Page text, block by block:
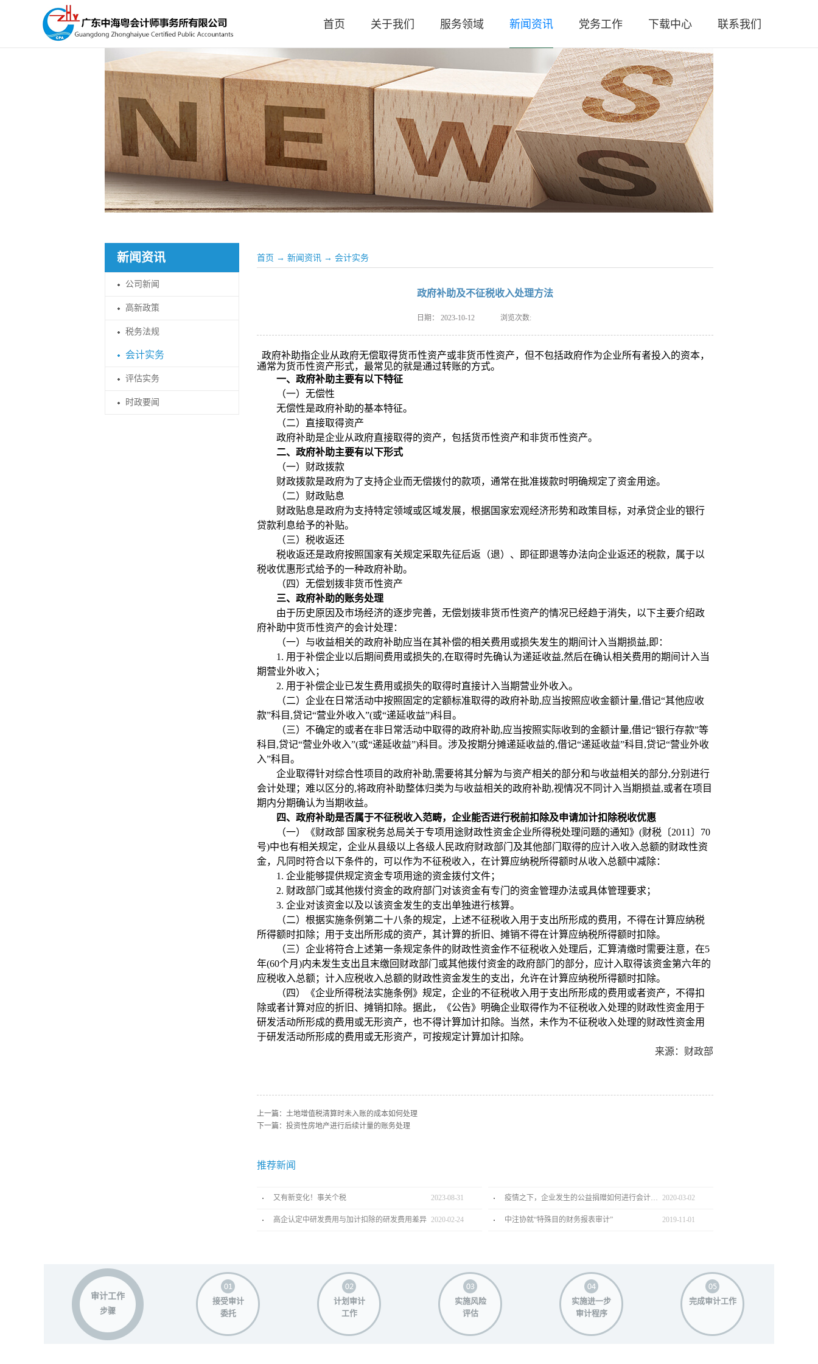
首页 关于我们
公司简介
公司荣誉
执业资质
公司文化
服务领域
咨询服务
评估业务
新闻资讯
高新政策
税务法规
会计实务
评估实务
时政要闻
党务工作
党总支简介
党团活动
工作汇报
党章党规
时政要闻
下载中心 联系我们
新闻资讯
公司新闻
高新政策
税务法规
会计实务
评估实务
时政要闻
首页 → 新闻资讯 → 会计实务
政府补助及不征税收入处理方法
日期： 2023-10-12 浏览次数:
政府补助指企业从政府无偿取得货币性资产或非货币性资产，但不包括政府作为企业所有者投入的资本，
通常为货币性资产形式，最常见的就是通过转账的方式。
一、政府补助主要有以下特征
（一） 无偿性
无偿性是政府补助的基本特征。
（二） 直接取得资产
政府补助是企业从政府直接取得的资产，包括货币性资产和非货币性资产。
二、政府补助主要有以下形式
（一） 财政拨款
财政拨款是政府为了支持企业而无偿拨付的款项，通常在批准拨款时明确规定了资金用途。
（二） 财政贴息
财政贴息是政府为支持特定领域或区域发展，根据国家宏观经济形势和政策目标，对承贷企业的银行
贷款利息给予的补贴。
（三） 税收返还
税收返还是政府按照国家有关规定采取先征后返（退）、即征即退等办法向企业返还的税款，属于以
税收优惠形式给予的一种政府补助。
（四） 无偿划拨非货币性资产
三、 政府补助的账务处理
由于历史原因及市场经济的逐步完善，无偿划拨非货币性资产的情况已经趋于消失，以下主要介绍政
府补助中货币性资产的会计处理：
（一） 与收益相关的政府补助应当在其补偿的相关费用或损失发生的期间计入当期损益,即：
1. 用于补偿企业以后期间费用或损失的,在取得时先确认为递延收益,然后在确认相关费用的期间计入当
期营业外收入；
2. 用于补偿企业已发生费用或损失的取得时直接计入当期营业外收入。
（二）企业在日常活动中按照固定的定额标准取得的政府补助,应当按照应收金额计量,借记“其他应收
款”科目,贷记“营业外收入”(或“递延收益”)科目。
（三）不确定的或者在非日常活动中取得的政府补助,应当按照实际收到的金额计量,借记“银行存款”等
科目,贷记“营业外收入”(或“递延收益”)科目。涉及按期分摊递延收益的,借记“递延收益”科目,贷记“营业外收
入”科目。
企业取得针对综合性项目的政府补助,需要将其分解为与资产相关的部分和与收益相关的部分,分别进行
会计处理；难以区分的,将政府补助整体归类为与收益相关的政府补助,视情况不同计入当期损益,或者在项目
期内分期确认为当期收益。
四、 政府补助是否属于不征税收入范畴，企业能否进行税前扣除及申请加计扣除税收优惠
（一）
《财政部 国家税务总局关于专项用途财政性资金企业所得税处理问题的通知》(财税〔2011〕70
号)中也有相关规定，企业从县级以上各级人民政府财政部门及其他部门取得的应计入收入总额的财政性资
金，凡同时符合以下条件的，可以作为不征税收入，在计算应纳税所得额时从收入总额中减除：
1. 企业能够提供规定资金专项用途的资金拨付文件；
2. 财政部门或其他拨付资金的政府部门对该资金有专门的资金管理办法或具体管理要求；
3. 企业对该资金以及以该资金发生的支出单独进行核算。
（二）根据实施条例第二十八条的规定，上述不征税收入用于支出所形成的费用，不得在计算应纳税
所得额时扣除；用于支出所形成的资产，其计算的折旧、摊销不得在计算应纳税所得额时扣除。
（三）企业将符合上述第一条规定条件的财政性资金作不征税收入处理后，汇算清缴时需要注意，在5
年(60个月)内未发生支出且末缴回财政部门或其他拨付资金的政府部门的部分，应计入取得该资金第六年的
应税收入总额；计入应税收入总额的财政性资金发生的支出，允许在计算应纳税所得额时扣除。
（四）《企业所得税法实施条例》规定，企业的不征税收入用于支出所形成的费用或者资产，不得扣
除或者计算对应的折旧、摊销扣除。据此，《公告》明确企业取得作为不征税收入处理的财政性资金用于
研发活动所形成的费用或无形资产，也不得计算加计扣除。当然，未作为不征税收入处理的财政性资金用
于研发活动所形成的费用或无形资产，可按规定计算加计扣除。
来源：财政部
上一篇： 土地增值税清算时未入账的成本如何处理
下一篇： 投资性房地产进行后续计量的账务处理
推荐新闻
又有新变化！事关个税 2023-08-31 疫情之下，企业发生的公益捐赠如何进行会计处理 2020-03-02
高企认定中研发费用与加计扣除的研发费用差异 2020-02-24 中注协就“特殊目的财务报表审计” 2019-11-01
审计工作
步骤
接受审计
委托
计划审计
工作
实施风险
评估
实施进一步
审计程序
完成审计工作